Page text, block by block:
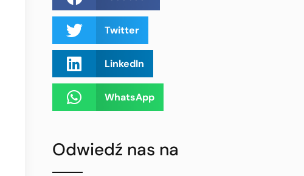
Twitter
LinkedIn
WhatsApp
Odwiedź nas na